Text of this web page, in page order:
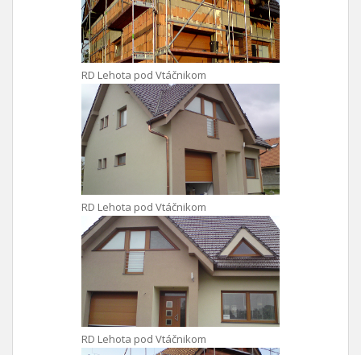
RD Lehota pod Vtáčnikom
RD Lehota pod Vtáčnikom
RD Lehota pod Vtáčnikom